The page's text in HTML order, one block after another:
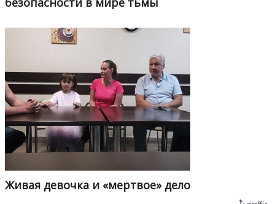
Живая девочка и «мертвое» дело